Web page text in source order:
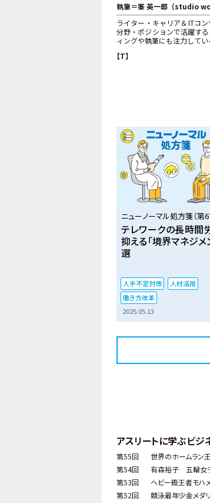
執筆＝峯 英一郎（studio
ライター・キャリア＆ITコ
分野・ポジションで活躍す
ィングや執筆にも注力してい
【T】
ニューノーマル処方箋（第
テレワークの長時間
抑える「境界マネジメ
選
人手不足対策
人材活用
働き方改革
2025.05.13
アスリートに学ぶビ
第55回 世界のホームラ
第54回
有森裕子 五輪女
第53回
ヘビー級王者モハ
第52回
競泳最年少金メダ